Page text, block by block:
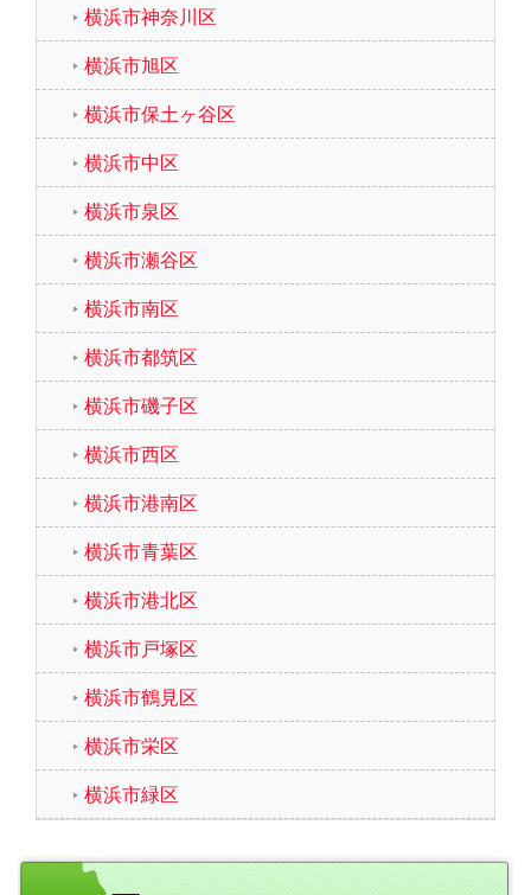
横浜市神奈川区
横浜市旭区
横浜市保土ヶ谷区
横浜市中区
横浜市泉区
横浜市瀬谷区
横浜市南区
横浜市都筑区
横浜市磯子区
横浜市西区
横浜市港南区
横浜市青葉区
横浜市港北区
横浜市戸塚区
横浜市鶴見区
横浜市栄区
横浜市緑区